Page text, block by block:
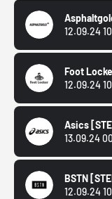
12.09.24
Foot
12.09.24
Asics
13.09.24
BSTN
12.09.24